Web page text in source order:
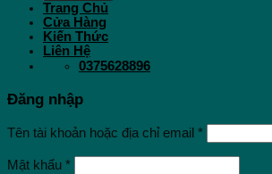
Trang Chủ
Cửa Hàng
Kiến Thức
Liên Hệ
0375628896
Đăng nhập
Tên tài khoản hoặc địa chỉ email *
Mật khẩu *